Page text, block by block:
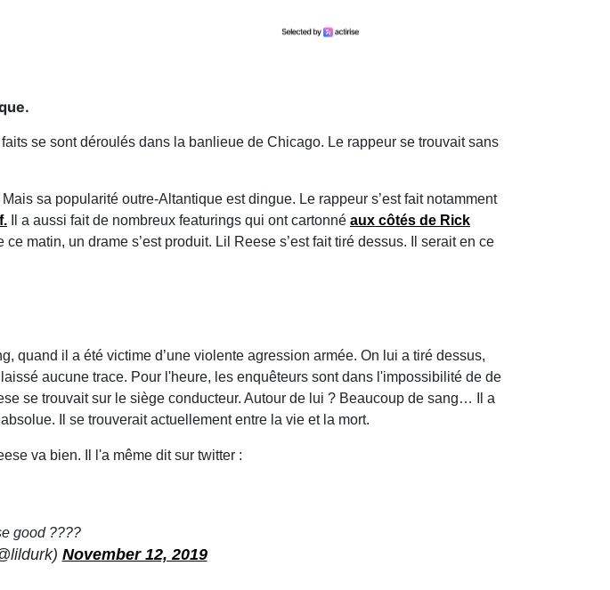
se sont déroulés dans la banlieue de Chicago. Le rappeur se trouvait sans
sa popularité outre-Altantique est dingue. Le rappeur s’est fait notamment
Il a aussi fait de nombreux featurings qui ont cartonné aux côtés de Rick
matin, un drame s’est produit. Lil Reese s’est fait tiré dessus. Il serait en ce
quand il a été victime d’une violente agression armée. On lui a tiré dessus,
aucune trace. Pour l'heure, les enquêteurs sont dans l'impossibilité de de
se trouvait sur le siège conducteur. Autour de lui ? Beaucoup de sang… Il a
Il se trouverait actuellement entre la vie et la mort.
va bien. Il l'a même dit sur twitter :
good ????
November 12, 2019